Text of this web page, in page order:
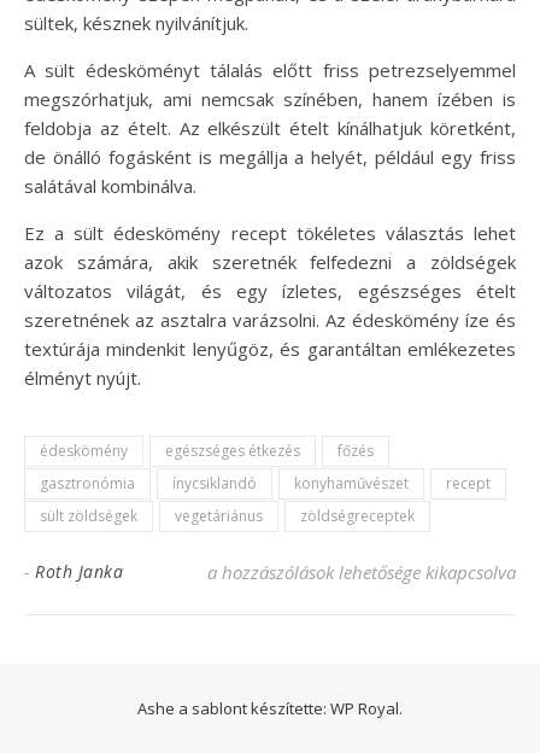
sültek, késznek nyilvánítjuk.
A sült édesköményt tálalás előtt friss petrezselyemmel
megszórhatjuk, ami nemcsak színében, hanem ízében is
feldobja az ételt. Az elkészült ételt kínálhatjuk köretként,
de önálló fogásként is megállja a helyét, például egy friss
salátával kombinálva.
Ez a sült édeskömény recept tökéletes választás lehet
azok számára, akik szeretnék felfedezni a zöldségek
változatos világát, és egy ízletes, egészséges ételt
szeretnének az asztalra varázsolni. Az édeskömény íze és
textúrája mindenkit lenyűgöz, és garantáltan emlékezetes
élményt nyújt.
édeskömény egészséges étkezés
főzés
gasztronómia
ínycsiklandó konyhaművészet
recept
sült zöldségek
vegetáriánus zöldségreceptek
- Roth Janka Sült édeskömény recept: ínycsiklandó
a hozzászólások lehetősége kikapcsolva
Ashe a sablont készítette: WP Royal.